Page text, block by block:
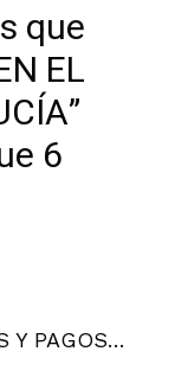
que
EL
6
Y PAGOS…